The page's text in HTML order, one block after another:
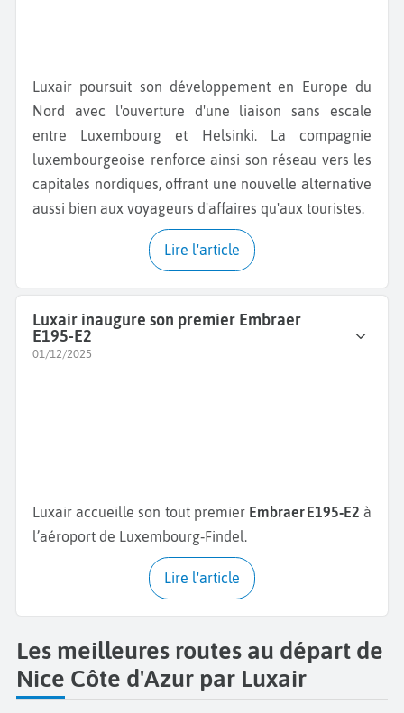
Luxair poursuit son développement en Europe du
Nord avec l'ouverture d'une liaison sans escale
entre Luxembourg et Helsinki. La compagnie
luxembourgeoise renforce ainsi son réseau vers les
capitales nordiques, offrant une nouvelle alternative
aussi bien aux voyageurs d'affaires qu'aux touristes.
Lire l'article
Luxair inaugure son premier Embraer
E195-E2
01/12/2025
Luxair accueille son tout premier Embraer E195‑E2 à
l’aéroport de Luxembourg‑Findel.
Lire l'article
Les meilleures routes au départ de
Nice Côte d'Azur par Luxair